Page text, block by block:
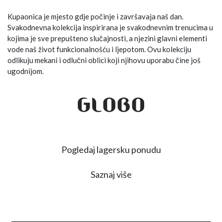
Kupaonica je mjesto gdje počinje i završavaja naš dan.
Svakodnevna kolekcija inspirirana je svakodnevnim trenucima u
kojima je sve prepušteno slučajnosti, a njezini glavni elementi
vode naš život funkcionalnošću i ljepotom. Ovu kolekciju
odlikuju mekani i odlučni oblici koji njihovu uporabu čine još
ugodnijom.
Pogledaj lagersku ponudu
Saznaj više